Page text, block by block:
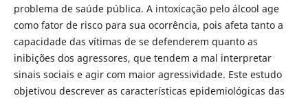
problema de saúde pública. A intoxicação pelo álcool age
como fator de risco para sua ocorrência, pois afeta tanto a
capacidade das vítimas de se defenderem quanto as
inibições dos agressores, que tendem a mal interpretar
sinais sociais e agir com maior agressividade. Este estudo
objetivou descrever as características epidemiológicas das